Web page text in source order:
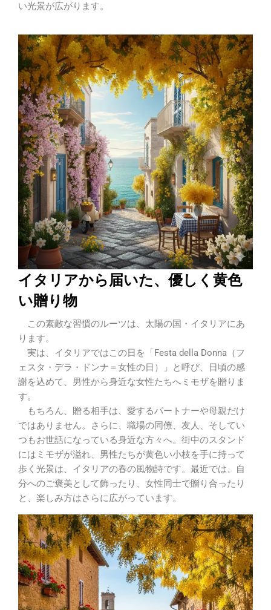
い光景が広がります。
イタリアから届いた、優しく黄色
い贈り物
この素敵な習慣のルーツは、太陽の国・イタリアにあ
ります。
実は、イタリアではこの日を「Festa della Donna（フ
ェスタ・デラ・ドンナ＝女性の日）」と呼び、日頃の感
謝を込めて、男性から身近な女性たちへミモザを贈りま
す。
もちろん、贈る相手は、愛するパートナーや母親だけ
ではありません。さらに、職場の同僚、友人、そしてい
つもお世話になっている身近な方々へ。街中のスタンド
にはミモザが溢れ、男性たちが黄色い小枝を手に持って
歩く光景は、イタリアの春の風物詩です。最近では、自
分へのご褒美として飾ったり、女性同士で贈り合ったり
と、楽しみ方はさらに広がっています。